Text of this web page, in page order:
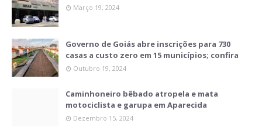
Março 19, 2024
Governo de Goiás abre inscrições para 730
casas a custo zero em 15 municípios; confira
Outubro 19, 2024
Caminhoneiro bêbado atropela e mata
motociclista e garupa em Aparecida
Dezembro 15, 2024